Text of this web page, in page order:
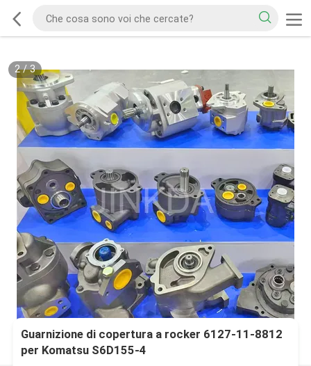
2/3
Guarnizione di copertura a rocker 6127-11-8812
per Komatsu S6D155-4